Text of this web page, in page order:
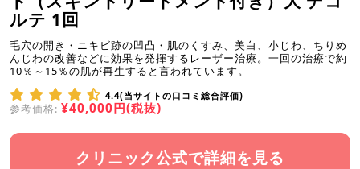
ルテ 1回
毛穴の開き・ニキビ跡の凹凸・肌のくすみ、美白、小じわ、ちりめ
んじわの改善などに効果を発揮するレーザー治療。一回の治療で約
10％～15％の肌が再生すると言われています。
4.4(当サイトの口コミ総合評価)
参考価格: ¥40,000円(税抜)
クリニック公式で詳細を見る